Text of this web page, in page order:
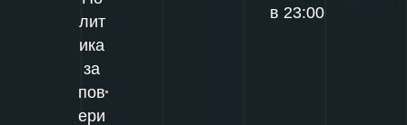
лит
ика
за
пов
ери
в 23:00